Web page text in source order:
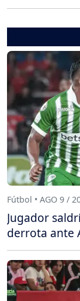
Fútbol • AGO 9 /
Jugador
derrota ante